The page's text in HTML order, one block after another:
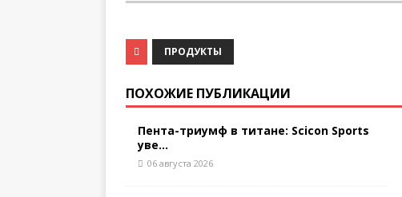
ПРОДУКТЫ
ПОХОЖИЕ ПУБЛИКАЦИИ
Пента-триумф в титане: Scicon Sports
уве...
06 августа 2026